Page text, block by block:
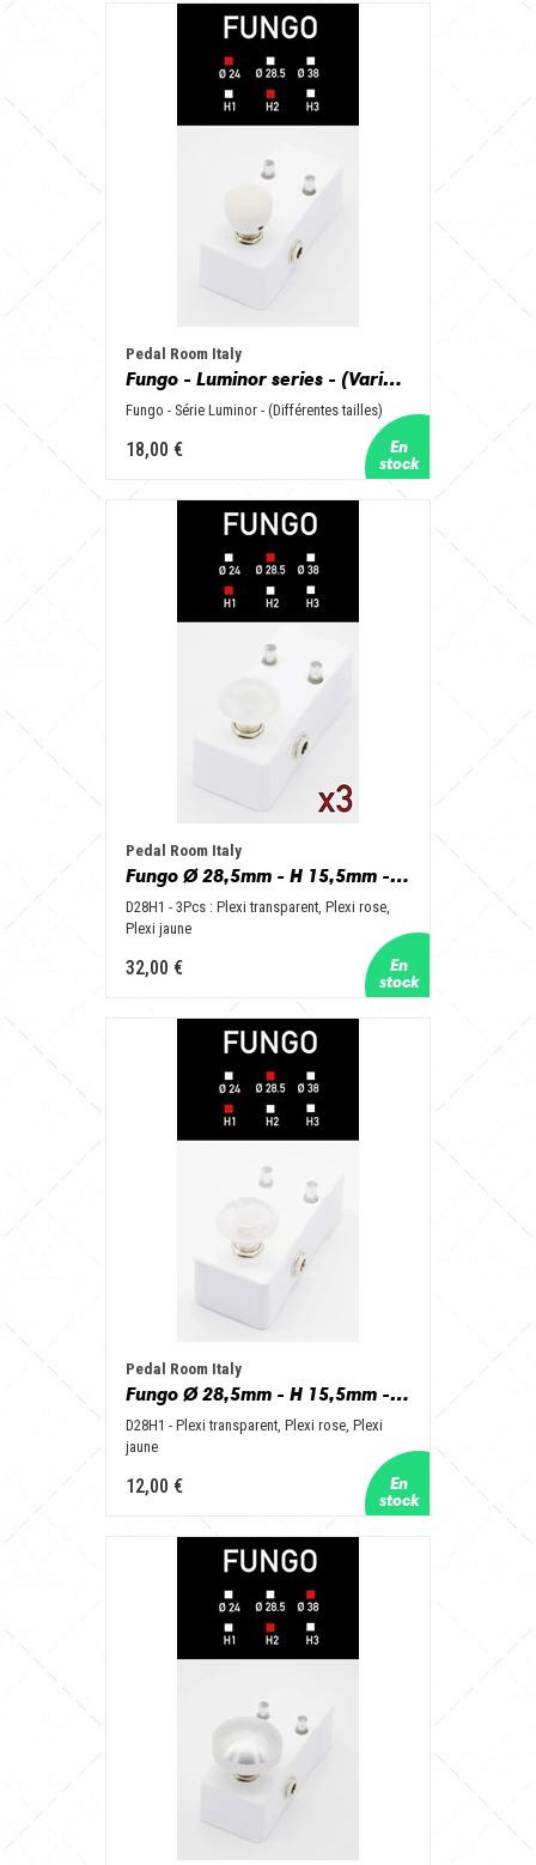
Pedal Room Italy
Fungo - Luminor series - (Various size)
Fungo - Série Luminor - (Différentes tailles)
18,00 €
Pedal Room Italy
Fungo Ø 28,5mm - H 15,5mm - D28H1 - 3Pcs: Plexi Transparent, Plexi Pink, Plexi Yellow
D28H1 - 3Pcs : Plexi transparent, Plexi rose,
Plexi jaune
32,00 €
Pedal Room Italy
Fungo Ø 28,5mm - H 15,5mm - D28H1 - Plexi Transparent, Plexi Pink, Plexi Yellow
D28H1 - Plexi transparent, Plexi rose, Plexi
jaune
12,00 €